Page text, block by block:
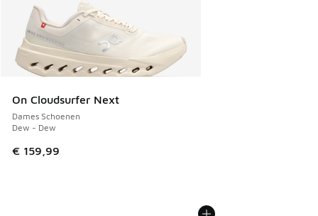
On Cloudsurfer Next
Dames Schoenen
Dew - Dew
€ 159,99